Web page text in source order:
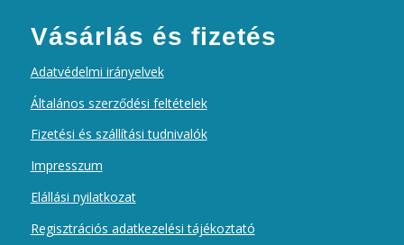
Vásárlás és fizetés
Adatvédelmi irányelvek
Általános szerződési feltételek
Fizetési és szállítási tudnivalók
Impresszum
Elállási nyilatkozat
Regisztrációs adatkezelési tájékoztató